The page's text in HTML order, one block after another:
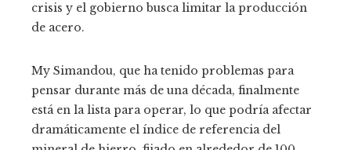
crisis y el gobierno busca limitar la producción
de acero.
My Simandou, que ha tenido problemas para
pensar durante más de una década, finalmente
está en la lista para operar, lo que podría afectar
dramáticamente el índice de referencia del